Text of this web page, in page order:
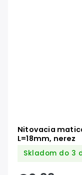
Nitovacia
L=18mm, nerez
Skladom do 3